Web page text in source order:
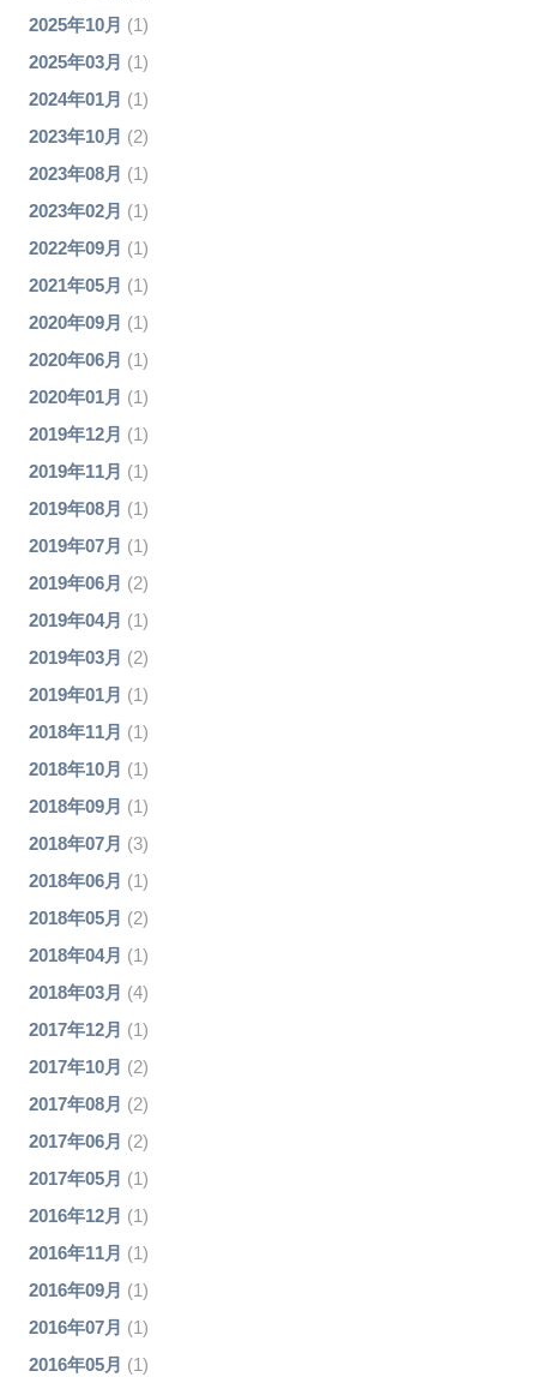
2025年10月 (1)
2025年03月 (1)
2024年01月 (1)
2023年10月 (2)
2023年08月 (1)
2023年02月 (1)
2022年09月 (1)
2021年05月 (1)
2020年09月 (1)
2020年06月 (1)
2020年01月 (1)
2019年12月 (1)
2019年11月 (1)
2019年08月 (1)
2019年07月 (1)
2019年06月 (2)
2019年04月 (1)
2019年03月 (2)
2019年01月 (1)
2018年11月 (1)
2018年10月 (1)
2018年09月 (1)
2018年07月 (3)
2018年06月 (1)
2018年05月 (2)
2018年04月 (1)
2018年03月 (4)
2017年12月 (1)
2017年10月 (2)
2017年08月 (2)
2017年06月 (2)
2017年05月 (1)
2016年12月 (1)
2016年11月 (1)
2016年09月 (1)
2016年07月 (1)
2016年05月 (1)